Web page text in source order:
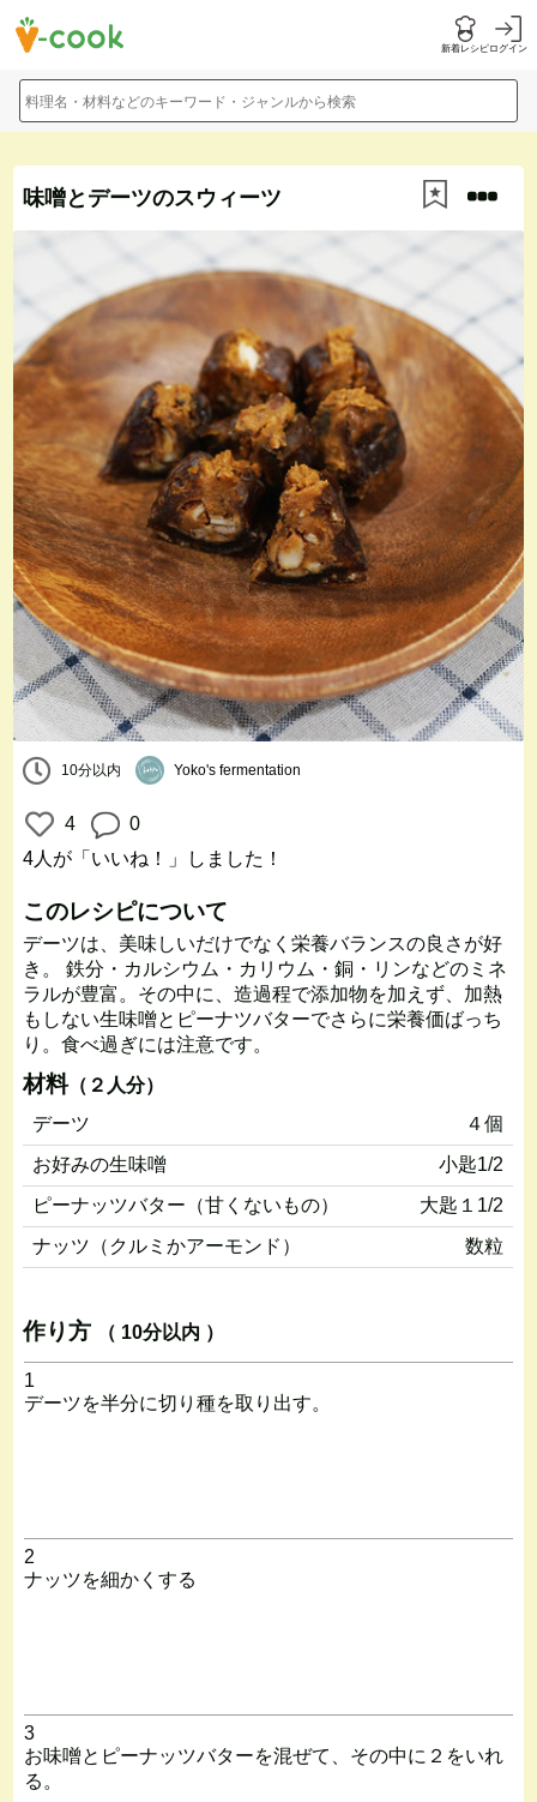
新着レシピログイン
料理名・材料などのキーワード・ジャンルから検索
味噌とデーツのスウィーツ
10分以内 Yoko's fermentation
4
0
4人 が「いいね！」しました！
このレシピについて
デーツは、美味しいだけでなく栄養バランスの良さが好
き。 鉄分・カルシウム・カリウム・銅・リンなどのミネ
ラルが豊富。その中に、造過程で添加物を加えず、加熱
もしない生味噌とピーナツバターでさらに栄養価ばっち
り。食べ過ぎには注意です。
材料（２人分）
デーツ
４個
お好みの生味噌
小匙1/2
ピーナッツバター（甘くないもの）
大匙１1/2
ナッツ（クルミかアーモンド）
数粒
作り方 （ 10分以内 ）
1
デーツを半分に切り種を取り出す。
2
ナッツを細かくする
3
お味噌とピーナッツバターを混ぜて、その中に２をいれ
る。